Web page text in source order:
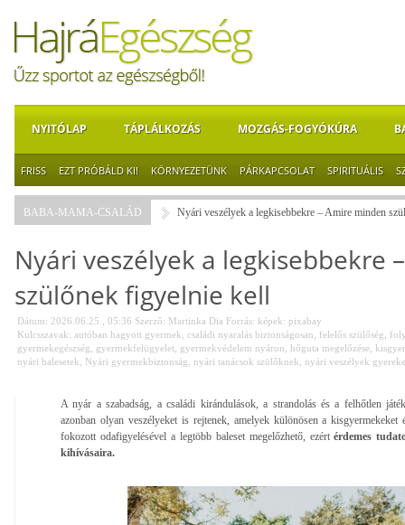
NYITÓLAP TÁPLÁLKOZÁS MOZGÁS-FOGYÓKÚRA
FRISS EZT PRÓBÁLD KI! KÖRNYEZETÜNK PÁRKAPCSOLAT SPIRITUÁLIS
BABA-MAMA-CSALÁD Nyári veszélyek a legkisebbekre – Amire minden
Nyári veszélyek a legkisebbekre
szülőnek figyelnie kell
Dátum: 2026.06.25., 05:36 Szerző: Martinka Dia Forrás: képek: pixabay
Kulcsszavak: autóban hagyott gyermek családi nyaralás biztonságosan felelős szülőség
gyermekegészség
gyermekfelügyelet gyermekvédelem nyáron hőguta megelőzése
nyári balesetek
Nyári gyermekbiztonság nyári tanácsok szülőknek nyári veszélyek
A nyár a szabadság, a családi kirándulások, a strandolás és a felhőtlen
azonban olyan veszélyeket is rejtenek, amelyek különösen a
fokozott odafigyelésével a legtöbb baleset megelőzhető, ezértérdemes
kihívásaira.